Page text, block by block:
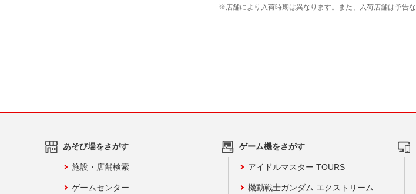
あそび場をさがす
施設・店舗検索
ゲームセンター
ゲーム機をさがす
アイドルマスター TOURS
機動戦士ガンダム エクストリーム